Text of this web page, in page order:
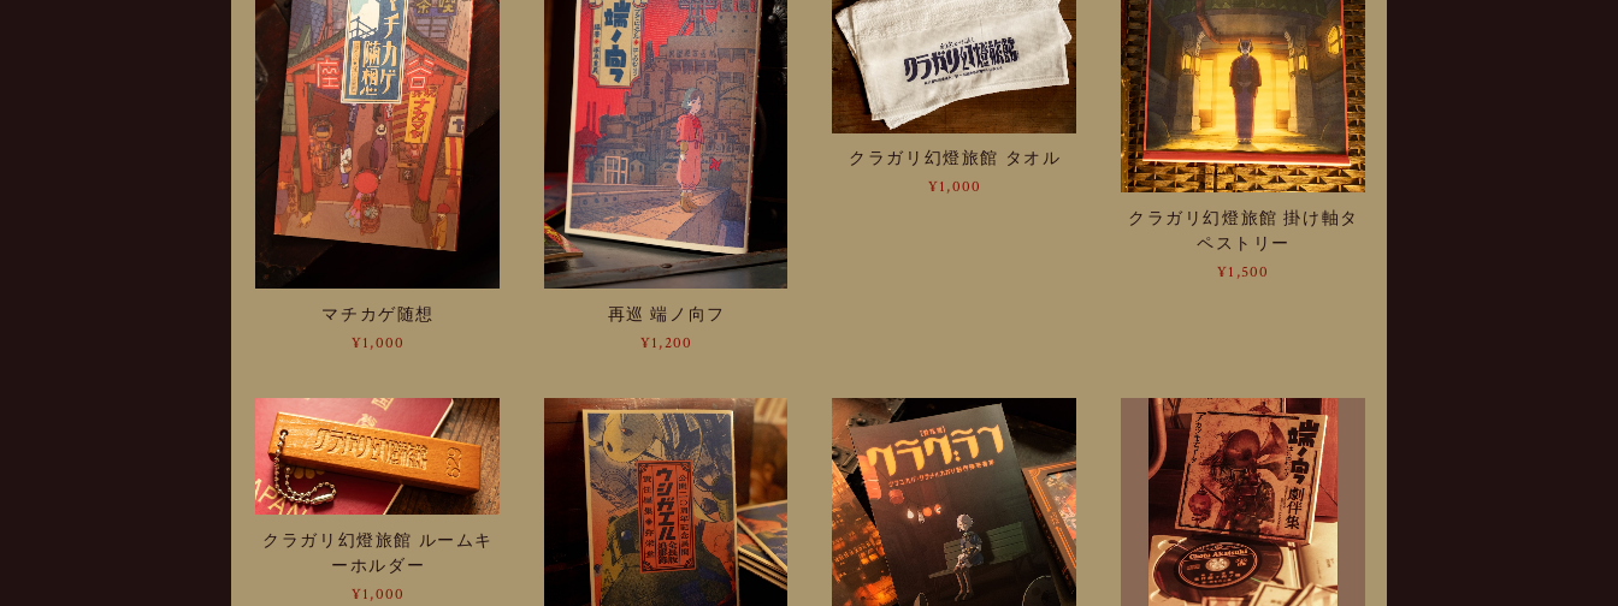
マチカゲ随想
¥1,000
再巡 端ノ向フ
¥1,200
クラガリ幻燈旅館 タオル
¥1,000
クラガリ幻燈旅館 掛け軸タ
ペストリー
¥1,500
クラガリ幻燈旅館 ルームキ
ーホルダー
¥1,000